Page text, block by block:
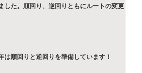
した。順回り、逆回りともにルートの変更
は順回りと逆回りを準備しています！